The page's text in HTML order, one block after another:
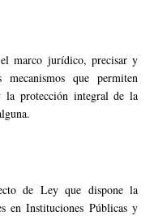
marco jurídico, precisar y
que permiten
la protección integral de la
de Ley que dispone la
en Instituciones Públicas y